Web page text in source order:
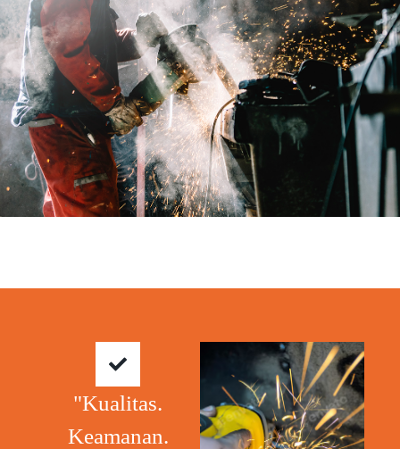
"Kualitas.
Keamanan.